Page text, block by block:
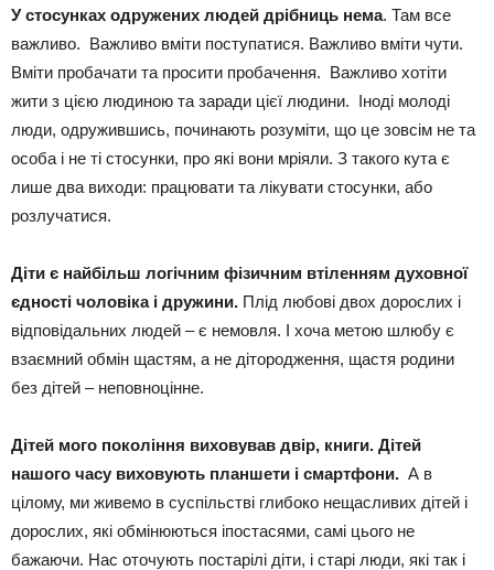
У стосунках одружених людей дрібниць нема. Там все
важливо. Важливо вміти поступатися. Важливо вміти чути.
Вміти пробачати та просити пробачення. Важливо хотіти
жити з цією людиною та заради цієї людини. Іноді молоді
люди, одружившись, починають розуміти, що це зовсім не та
особа і не ті стосунки, про які вони мріяли. З такого кута є
лише два виходи: працювати та лікувати стосунки, або
розлучатися.
Діти є найбільш логічним фізичним втіленням духовної
єдності чоловіка і дружини. Плід любові двох дорослих і
відповідальних людей – є немовля. І хоча метою шлюбу є
взаємний обмін щастям, а не дітородження, щастя родини
без дітей – неповноцінне.
Дітей мого покоління виховував двір, книги. Дітей
нашого часу виховують планшети і смартфони. А в
цілому, ми живемо в суспільстві глибоко нещасливих дітей і
дорослих, які обмінюються іпостасями, самі цього не
бажаючи. Нас оточують постарілі діти, і старі люди, які так і